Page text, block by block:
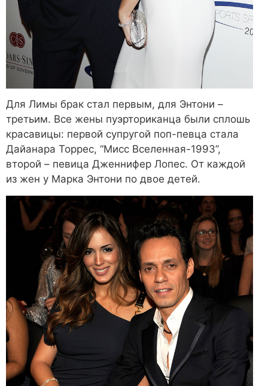
Для Лимы брак стал первым, для Энтони –
третьим. Все жены пуэрториканца были сплошь
красавицы: первой супругой поп-певца стала
Дайанара Торрес, “Мисс Вселенная-1993”,
второй – певица Дженнифер Лопес. От каждой
из жен у Марка Энтони по двое детей.